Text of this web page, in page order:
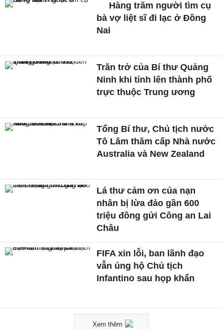
Hàng trăm người tìm cụ
bà vợ liệt sĩ đi lạc ở Đồng
Nai
Trăn trở của Bí thư Quảng
Ninh khi tỉnh lên thành phố
trực thuộc Trung ương
Tổng Bí thư, Chủ tịch nước
Tô Lâm thăm cấp Nhà nước
Australia và New Zealand
Lá thư cảm ơn của nạn
nhân bị lừa đảo gần 600
triệu đồng gửi Công an Lai
Châu
FIFA xin lỗi, ban lãnh đạo
vẫn ủng hộ Chủ tịch
Infantino sau họp khẩn
Xem thêm